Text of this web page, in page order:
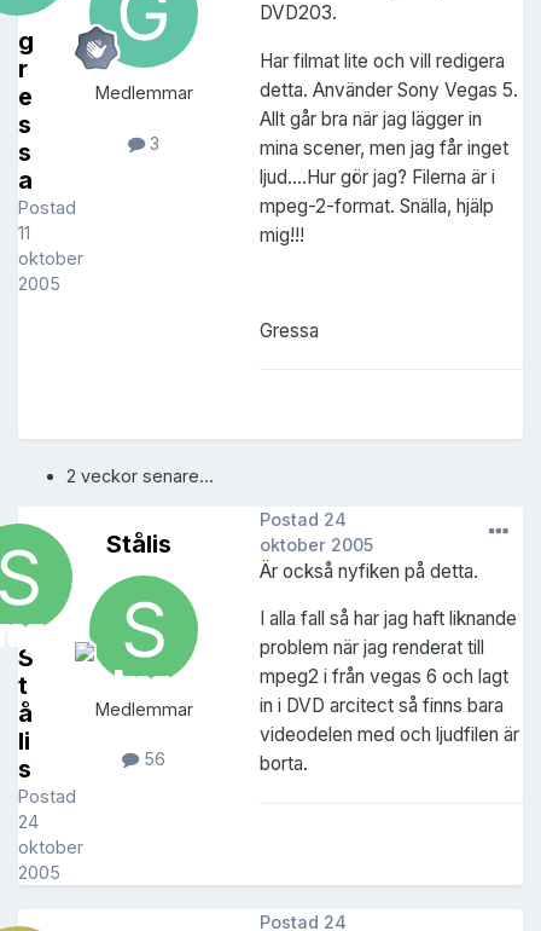
g
r
e
s
s
a
Postad
11
oktober
2005
Medlemmar
3
DVD203.
Har filmat lite och vill redigera
detta. Använder Sony Vegas 5.
Allt går bra när jag lägger in
mina scener, men jag får inget
ljud....Hur gör jag? Filerna är i
mpeg-2-format. Snälla, hjälp
mig!!!
Gressa
2 veckor senare...
S
t
å
li
s
Postad
24
oktober
2005
Stålis
Medlemmar
56
Postad 24
oktober 2005
Är också nyfiken på detta.
I alla fall så har jag haft liknande
problem när jag renderat till
mpeg2 i från vegas 6 och lagt
in i DVD arcitect så finns bara
videodelen med och ljudfilen är
borta.
Postad 24